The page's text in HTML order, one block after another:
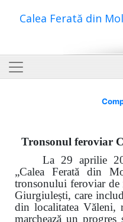
Calea Ferată din
Tronsonul feroviar
La 29 aprilie
„Calea Ferată din
tronsonului feroviar de
Giurgiulești, care
din localitatea Văleni,
marchează un